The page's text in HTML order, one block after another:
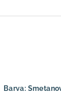
Barva: